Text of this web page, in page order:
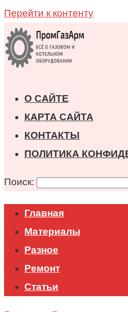
Перейти к контенту
О САЙТЕ
КАРТА САЙТА
КОНТАКТЫ
ПОЛИТИКА
Поиск:
Главная
Материалы
Разное
Ремонт
Статьи